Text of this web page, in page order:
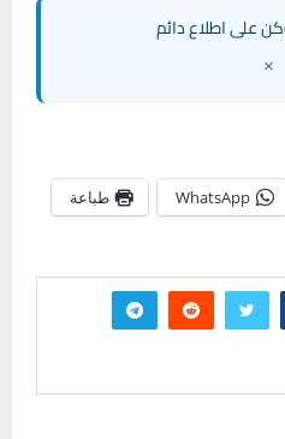
على اطلاع دائم
×
WhatsApp طباعة